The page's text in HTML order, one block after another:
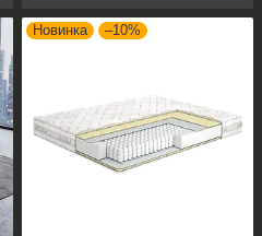
Новинка –10%